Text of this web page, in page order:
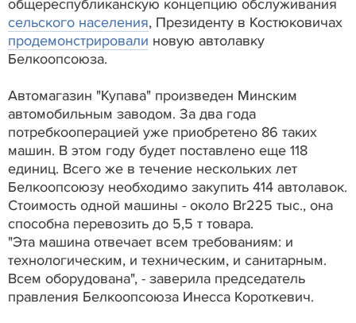
общереспубликанскую концепцию обслуживания
сельского населения, Президенту в Костюковичах
продемонстрировали новую автолавку
Белкоопсоюза.
Автомагазин "Купава" произведен Минским
автомобильным заводом. За два года
потребкооперацией уже приобретено 86 таких
машин. В этом году будет поставлено еще 118
единиц. Всего же в течение нескольких лет
Белкоопсоюзу необходимо закупить 414 автолавок.
Стоимость одной машины - около Br225 тыс., она
способна перевозить до 5,5 т товара.
"Эта машина отвечает всем требованиям: и
технологическим, и техническим, и санитарным.
Всем оборудована", - заверила председатель
правления Белкоопсоюза Инесса Короткевич.